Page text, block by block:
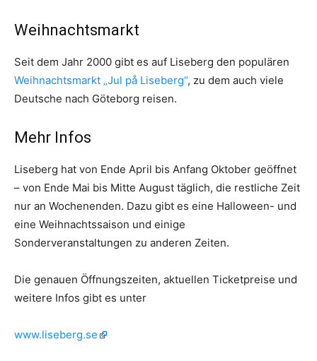
Weihnachtsmarkt
Seit dem Jahr 2000 gibt es auf Liseberg den populären
Weihnachtsmarkt „Jul på Liseberg“, zu dem auch viele
Deutsche nach Göteborg reisen.
Mehr Infos
Liseberg hat von Ende April bis Anfang Oktober geöffnet
– von Ende Mai bis Mitte August täglich, die restliche Zeit
nur an Wochenenden. Dazu gibt es eine Halloween- und
eine Weihnachtssaison und einige
Sonderveranstaltungen zu anderen Zeiten.
Die genauen Öffnungszeiten, aktuellen Ticketpreise und
weitere Infos gibt es unter
www.liseberg.se